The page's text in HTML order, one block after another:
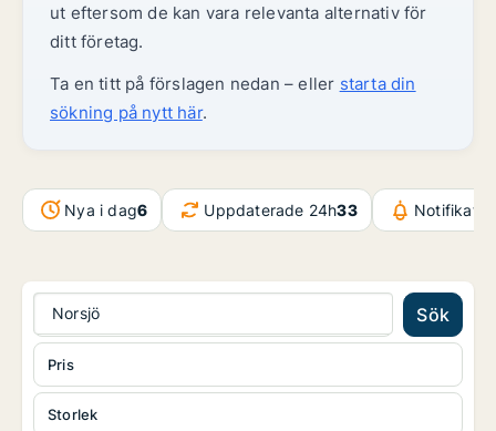
ut eftersom de kan vara relevanta alternativ för
ditt företag.
Ta en titt på förslagen nedan – eller starta din
sökning på nytt här.
Nya i dag6 Uppdaterade 24h33
Norsjö Sök
Storlek
Pris